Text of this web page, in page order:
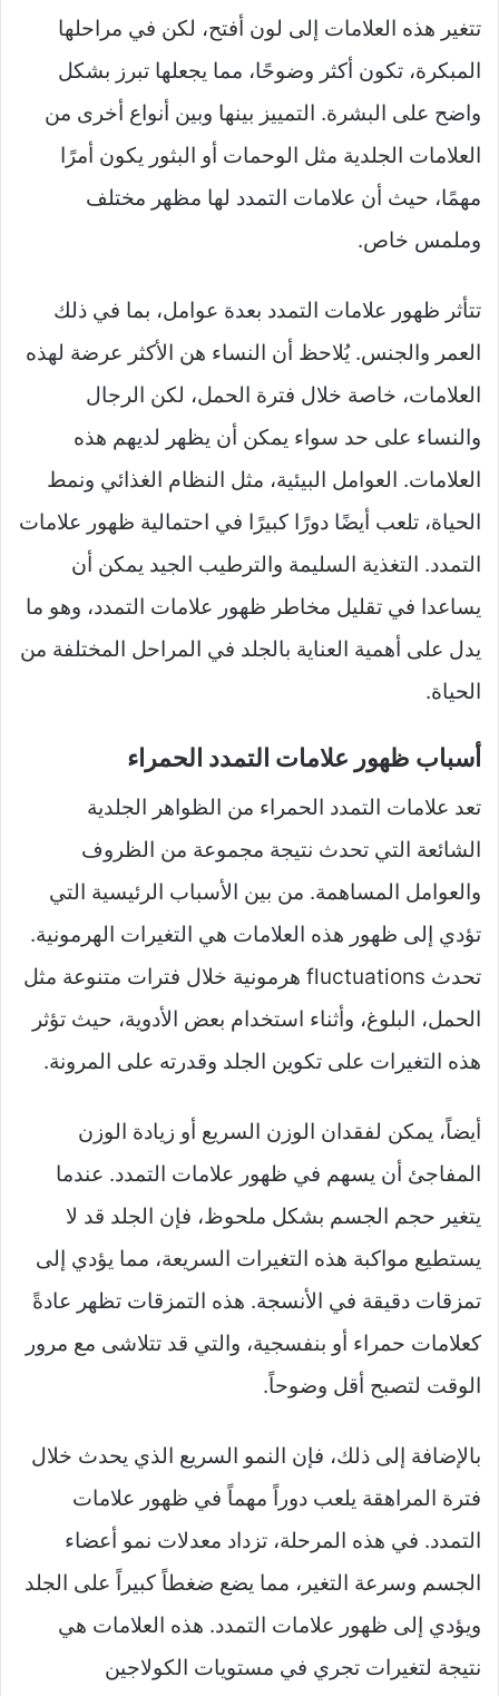
تتغير هذه العلامات إلى لون أفتح، لكن في مراحلها
المبكرة، تكون أكثر وضوحًا، مما يجعلها تبرز بشكل
واضح على البشرة. التمييز بينها وبين أنواع أخرى من
العلامات الجلدية مثل الوحمات أو البثور يكون أمرًا
مهمًا، حيث أن علامات التمدد لها مظهر مختلف
وملمس خاص.
تتأثر ظهور علامات التمدد بعدة عوامل، بما في ذلك
العمر والجنس. يُلاحظ أن النساء هن الأكثر عرضة لهذه
العلامات، خاصة خلال فترة الحمل، لكن الرجال
والنساء على حد سواء يمكن أن يظهر لديهم هذه
العلامات. العوامل البيئية، مثل النظام الغذائي ونمط
الحياة، تلعب أيضًا دورًا كبيرًا في احتمالية ظهور علامات
التمدد. التغذية السليمة والترطيب الجيد يمكن أن
يساعدا في تقليل مخاطر ظهور علامات التمدد، وهو ما
يدل على أهمية العناية بالجلد في المراحل المختلفة من
الحياة.
أسباب ظهور علامات التمدد الحمراء
تعد علامات التمدد الحمراء من الظواهر الجلدية
الشائعة التي تحدث نتيجة مجموعة من الظروف
والعوامل المساهمة. من بين الأسباب الرئيسية التي
تؤدي إلى ظهور هذه العلامات هي التغيرات الهرمونية.
تحدث fluctuations هرمونية خلال فترات متنوعة مثل
الحمل، البلوغ، وأثناء استخدام بعض الأدوية، حيث تؤثر
هذه التغيرات على تكوين الجلد وقدرته على المرونة.
أيضاً، يمكن لفقدان الوزن السريع أو زيادة الوزن
المفاجئ أن يسهم في ظهور علامات التمدد. عندما
يتغير حجم الجسم بشكل ملحوظ، فإن الجلد قد لا
يستطيع مواكبة هذه التغيرات السريعة، مما يؤدي إلى
تمزقات دقيقة في الأنسجة. هذه التمزقات تظهر عادةً
كعلامات حمراء أو بنفسجية، والتي قد تتلاشى مع مرور
الوقت لتصبح أقل وضوحاً.
بالإضافة إلى ذلك، فإن النمو السريع الذي يحدث خلال
فترة المراهقة يلعب دوراً مهماً في ظهور علامات
التمدد. في هذه المرحلة، تزداد معدلات نمو أعضاء
الجسم وسرعة التغير، مما يضع ضغطاً كبيراً على الجلد
ويؤدي إلى ظهور علامات التمدد. هذه العلامات هي
نتيجة لتغيرات تجري في مستويات الكولاجين